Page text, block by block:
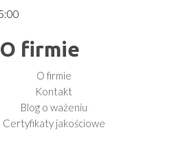
O firmie
O firmie
Kontakt
Blog o ważeniu
Certyfikaty jakościowe